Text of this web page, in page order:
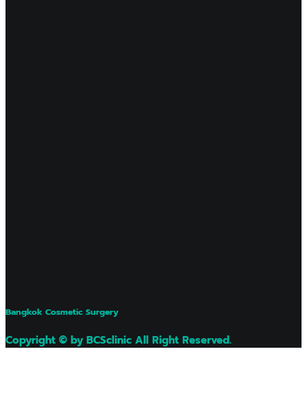
Bangkok Cosmetic Surgery
Copyright © by BCSclinic All Right Reserved.